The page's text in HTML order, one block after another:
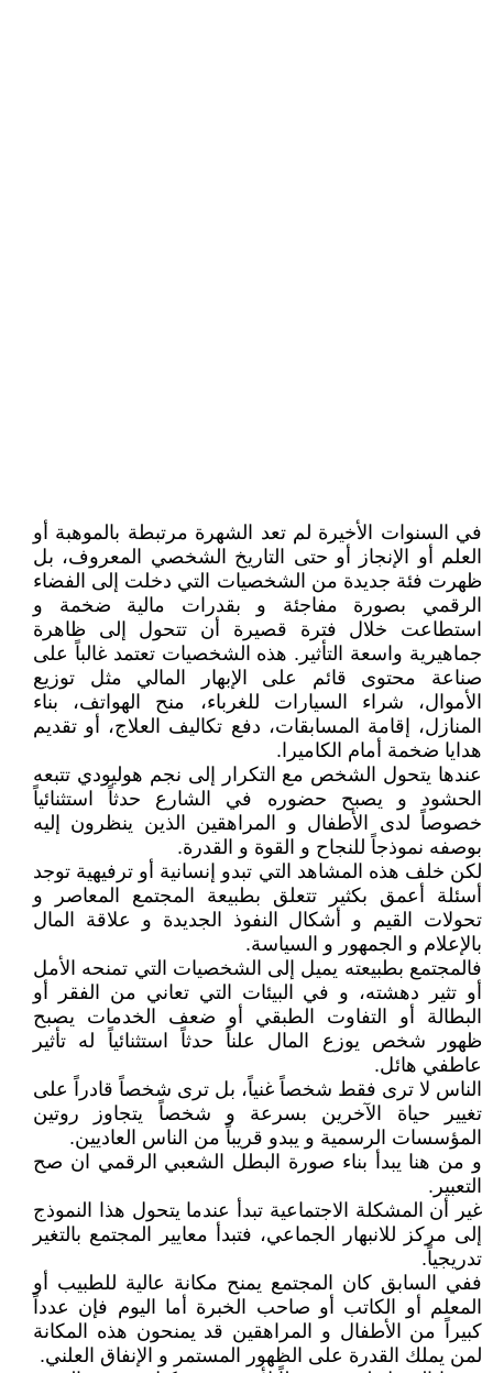
في السنوات الأخيرة لم تعد الشهرة مرتبطة بالموهبة أو
العلم أو الإنجاز أو حتى التاريخ الشخصي المعروف، بل
ظهرت فئة جديدة من الشخصيات التي دخلت إلى الفضاء
الرقمي بصورة مفاجئة و بقدرات مالية ضخمة و
استطاعت خلال فترة قصيرة أن تتحول إلى ظاهرة
جماهيرية واسعة التأثير. هذه الشخصيات تعتمد غالباً على
صناعة محتوى قائم على الإبهار المالي مثل توزيع
الأموال، شراء السيارات للغرباء، منح الهواتف، بناء
المنازل، إقامة المسابقات، دفع تكاليف العلاج، أو تقديم
هدايا ضخمة أمام الكاميرا.
عندها يتحول الشخص مع التكرار إلى نجم هوليودي تتبعه
الحشود و يصبح حضوره في الشارع حدثاً استثنائياً
خصوصاً لدى الأطفال و المراهقين الذين ينظرون إليه
بوصفه نموذجاً للنجاح و القوة و القدرة.
لكن خلف هذه المشاهد التي تبدو إنسانية أو ترفيهية توجد
أسئلة أعمق بكثير تتعلق بطبيعة المجتمع المعاصر و
تحولات القيم و أشكال النفوذ الجديدة و علاقة المال
بالإعلام و الجمهور و السياسة.
فالمجتمع بطبيعته يميل إلى الشخصيات التي تمنحه الأمل
أو تثير دهشته، و في البيئات التي تعاني من الفقر أو
البطالة أو التفاوت الطبقي أو ضعف الخدمات يصبح
ظهور شخص يوزع المال علناً حدثاً استثنائياً له تأثير
عاطفي هائل.
الناس لا ترى فقط شخصاً غنياً، بل ترى شخصاً قادراً على
تغيير حياة الآخرين بسرعة و شخصاً يتجاوز روتين
المؤسسات الرسمية و يبدو قريباً من الناس العاديين.
و من هنا يبدأ بناء صورة البطل الشعبي الرقمي ان صح
التعبير.
غير أن المشكلة الاجتماعية تبدأ عندما يتحول هذا النموذج
إلى مركز للانبهار الجماعي، فتبدأ معايير المجتمع بالتغير
تدريجياً.
ففي السابق كان المجتمع يمنح مكانة عالية للطبيب أو
المعلم أو الكاتب أو صاحب الخبرة أما اليوم فإن عدداً
كبيراً من الأطفال و المراهقين قد يمنحون هذه المكانة
لمن يملك القدرة على الظهور المستمر و الإنفاق العلني.